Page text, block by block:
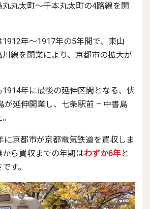
丸太町～千本丸太町の4路線を開
線を開業により、京都市の拡大が
が延伸開業し、七条駅前 – 中書島
から買収までの年期はわずか6年と
す。